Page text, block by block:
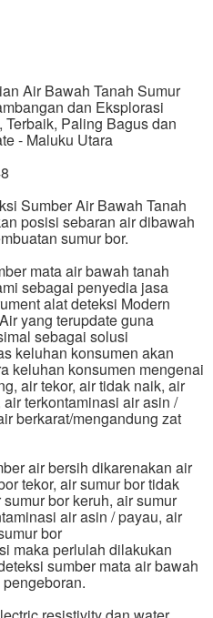
Air Bawah Tanah Sumur
dan Eksplorasi
Paling Bagus dan
- Maluku Utara
Sumber Air Bawah Tanah
posisi sebaran air dibawah
sumur bor.
mata air bawah tanah
sebagai penyedia jasa
alat deteksi Modern
yang terupdate guna
sebagai solusi
keluhan konsumen akan
keluhan konsumen mengenai
air tekor, air tidak naik, air
terkontaminasi air asin /
berkarat/mengandung zat
air bersih dikarenakan air
tekor, air sumur bor tidak
bor keruh, air sumur
air asin / payau, air
bor
maka perlulah dilakukan
sumber mata air bawah